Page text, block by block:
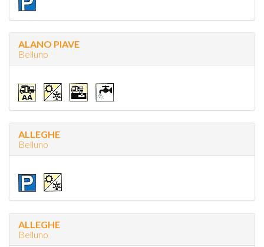
ALANO PIAVE
Belluno
ALLEGHE
Belluno
ALLEGHE
Belluno